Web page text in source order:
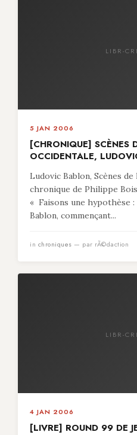
LIBR-
5 JAN 2006
[CHRONIQUE] SCÈNES
OCCIDENTALE,
Ludovic Bablon, Scènes
chronique de Philippe
« Faisons une hypothèse
Bablon, commençant...
in chroniques — par rÃ©daction
LIBR-
4 JAN 2006
[LIVRE] ROUND 99 DE